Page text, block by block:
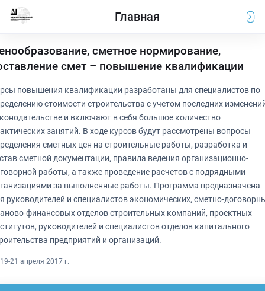
Главная
сметное нормирование,
смет – повышение квалификации
повышения квалификации разработаны для специалистов по
стоимости строительства с учетом последних
и включают в себя большое количество
занятий. В ходе курсов будут рассмотрены вопросы
сметных цен на строительные работы, разработка и
сметной документации, правила ведения организационно-
работы, а также проведение расчетов с подрядными
за выполненные работы. Программа предназначена
руководителей и специалистов экономических, сметно-
финансовых отделов строительных компаний, проектных
руководителей и специалистов отделов капитального
предприятий и организаций.
19-21 апреля 2017 г.